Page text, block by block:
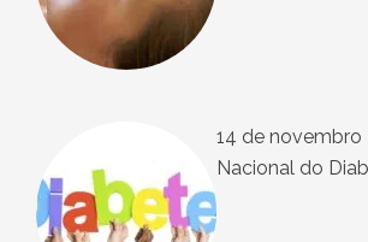
14 de novembro
Nacional do